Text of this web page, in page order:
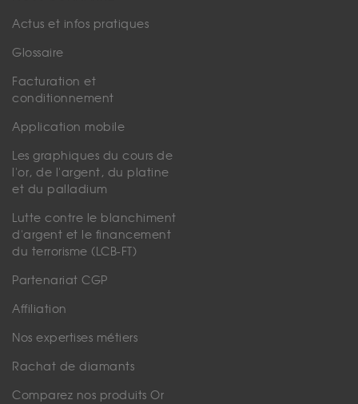
Actus et infos pratiques
Glossaire
Facturation et
conditionnement
Application mobile
Les graphiques du cours de
l'or, de l'argent, du platine
et du palladium
Lutte contre le blanchiment
d'argent et le financement
du terrorisme (LCB-FT)
Partenariat CGP
Affiliation
Nos expertises métiers
Rachat de diamants
Comparez nos produits Or